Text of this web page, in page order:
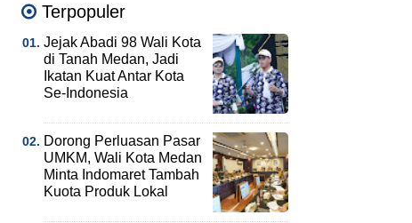
Terpopuler
Jejak Abadi 98 Wali Kota
di Tanah Medan, Jadi
Ikatan Kuat Antar Kota
Se-Indonesia
Dorong Perluasan Pasar
UMKM, Wali Kota Medan
Minta Indomaret Tambah
Kuota Produk Lokal